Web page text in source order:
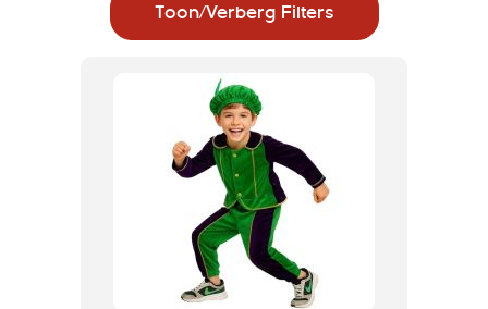
Toon/Verberg Filters